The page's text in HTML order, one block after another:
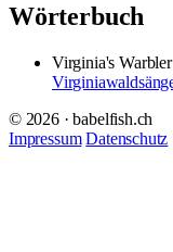
Wörterbuch
Virginia's Warbler
© 2026 · babelfish.ch
Impressum Datenschutz